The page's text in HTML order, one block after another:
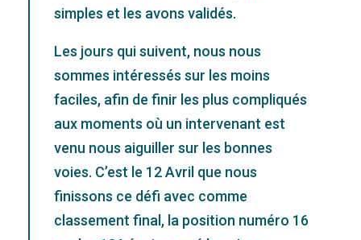
simples et les avons validés.
Les jours qui suivent, nous nous
sommes intéressés sur les moins
faciles, afin de finir les plus compliqués
aux moments où un intervenant est
venu nous aiguiller sur les bonnes
voies. C’est le 12 Avril que nous
finissons ce défi avec comme
classement final, la position numéro 16